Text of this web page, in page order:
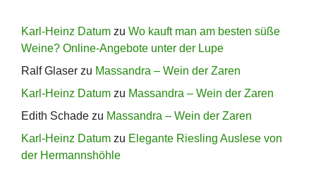
Karl-Heinz Datum zu Wo kauft man am besten süße
Weine? Online-Angebote unter der Lupe
Ralf Glaser zu Massandra – Wein der Zaren
Karl-Heinz Datum zu Massandra – Wein der Zaren
Edith Schade zu Massandra – Wein der Zaren
Karl-Heinz Datum zu Elegante Riesling Auslese von
der Hermannshöhle